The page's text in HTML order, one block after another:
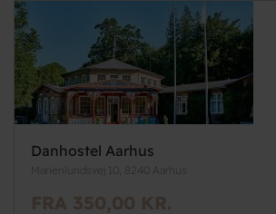
Danhostel Aarhus
Marienlundsvej 10, 8240 Aarhus
FRA 350,00 KR.